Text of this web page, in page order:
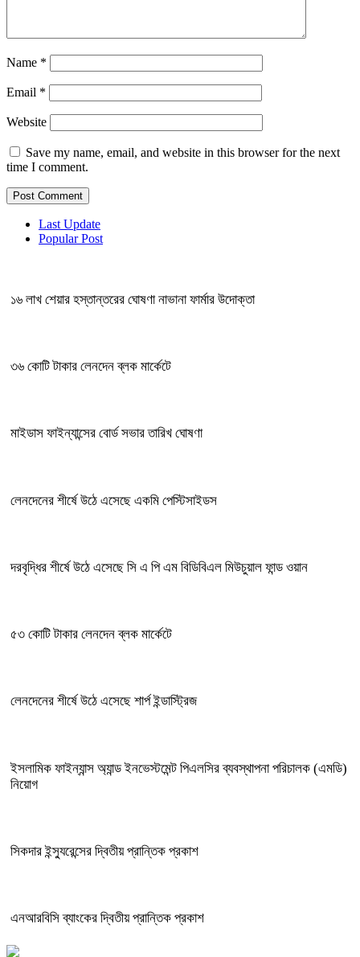
Name *
Email *
Website
Save my name, email, and website in this browser for the next
time I comment.
Last Update
Popular Post
১৬ লাখ শেয়ার হস্তান্তরের ঘোষণা নাভানা ফার্মার উদোক্তা
৩৬ কোটি টাকার লেনদেন ব্লক মার্কেটে
মাইডাস ফাইন্যান্সের বোর্ড সভার তারিখ ঘোষণা
লেনদেনের শীর্ষে উঠে এসেছে একমি পেস্টিসাইডস
দরবৃদ্ধির শীর্ষে উঠে এসেছে সি এ পি এম বিডিবিএল মিউচুয়াল ফান্ড ওয়ান
৫৩ কোটি টাকার লেনদেন ব্লক মার্কেটে
লেনদেনের শীর্ষে উঠে এসেছে শার্প ইন্ডাস্ট্রিজ
ইসলামিক ফাইন্যান্স অ্যান্ড ইনভেস্টমেন্ট পিএলসির ব্যবস্থাপনা পরিচালক (এমডি)
নিয়োগ
সিকদার ইন্স্যুরেন্সের দ্বিতীয় প্রান্তিক প্রকাশ
এনআরবিসি ব্যাংকের দ্বিতীয় প্রান্তিক প্রকাশ